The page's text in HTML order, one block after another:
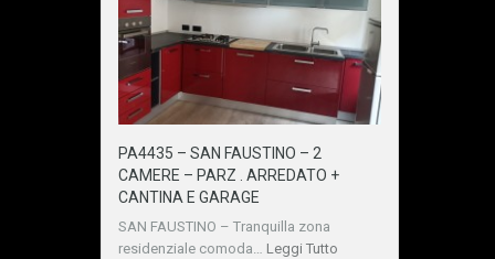
PA4435 – SAN FAUSTINO – 2
CAMERE – PARZ . ARREDATO +
CANTINA E GARAGE
SAN FAUSTINO – Tranquilla zona
residenziale comoda… Leggi Tutto